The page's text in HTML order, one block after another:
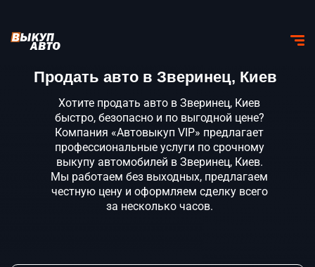
Продать авто в Зверинец, Киев
Хотите продать авто в Зверинец, Киев
быстро, безопасно и по выгодной цене?
Компания «Автовыкуп VIP» предлагает
профессиональные услуги по срочному
выкупу автомобилей в Зверинец, Киев.
Мы работаем без выходных, предлагаем
честную цену и оформляем сделку всего
за несколько часов.